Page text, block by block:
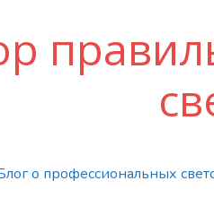
о профессиональных